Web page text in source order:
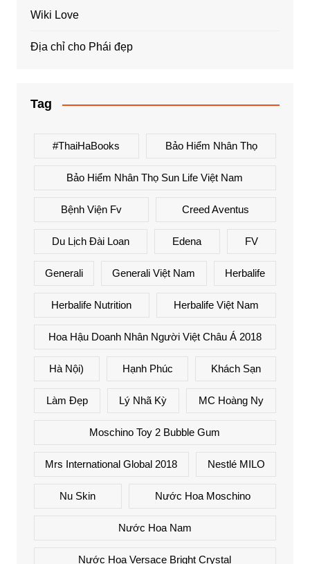
Wiki Love
Địa chỉ cho Phái đẹp
Tag
#ThaiHaBooks Bảo Hiểm Nhân Thọ
Bảo Hiểm Nhân Thọ Sun Life Việt Nam
Bệnh Viện Fv Creed Aventus
Du Lịch Đài Loan Edena FV
Generali Generali Việt Nam Herbalife
Herbalife Nutrition Herbalife Việt Nam
Hoa Hậu Doanh Nhân Người Việt Châu Á 2018
Hà Nội) Hạnh Phúc Khách Sạn
Làm Đẹp Lý Nhã Kỳ MC Hoàng Ny
Moschino Toy 2 Bubble Gum
Mrs International Global 2018 Nestlé MILO
Nu Skin Nước Hoa Moschino
Nước Hoa Nam
Nước Hoa Versace Bright Crystal